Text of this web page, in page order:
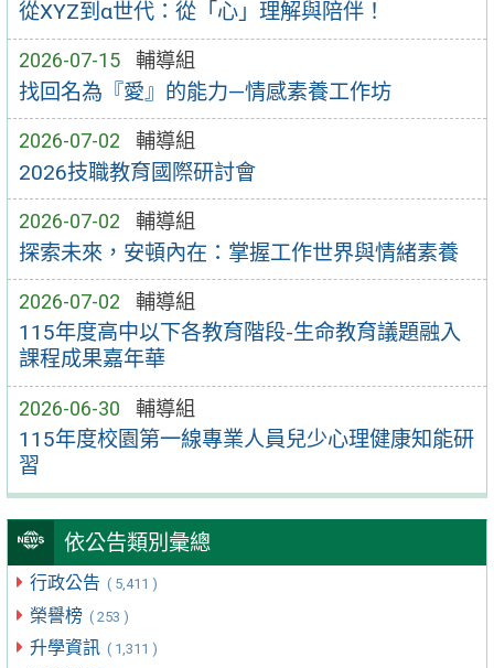
從XYZ到α世代：從「心」理解與陪伴！
2026-07-15 輔導組
找回名為『愛』的能力—情感素養工作坊
2026-07-02 輔導組
2026技職教育國際研討會
2026-07-02 輔導組
探索未來，安頓內在：掌握工作世界與情緒素養
2026-07-02 輔導組
115年度高中以下各教育階段-生命教育議題融入
課程成果嘉年華
2026-06-30 輔導組
115年度校園第一線專業人員兒少心理健康知能研
習
依公告類別彙總
行政公告 ( 5,411 )
榮譽榜 ( 253 )
升學資訊 ( 1,311 )